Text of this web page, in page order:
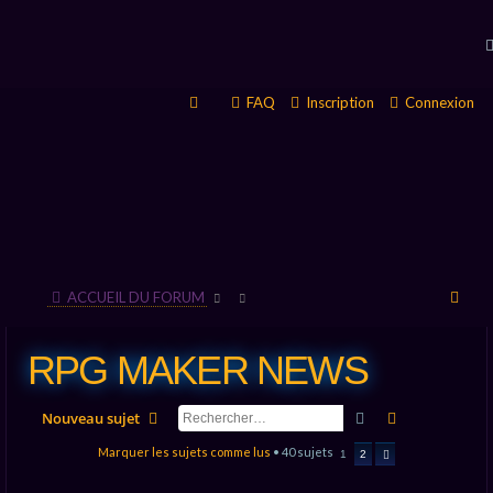
Connexion
Inscription
FAQ
ACCUEIL DU FORUM
RPG MAKER NEWS
Nouveau sujet Rechercher
Marquer les sujets comme lus • 40 sujets 1 2 Suivant